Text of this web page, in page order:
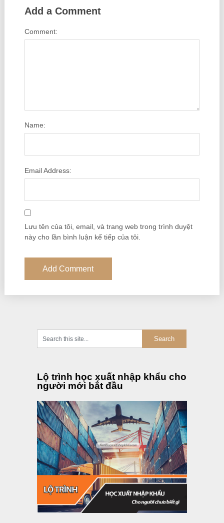
Add a Comment
Comment:
Name:
Email Address:
Lưu tên của tôi, email, và trang web trong trình duyệt
này cho lần bình luận kế tiếp của tôi.
Lộ trình học xuất nhập khẩu cho
người mới bắt đầu